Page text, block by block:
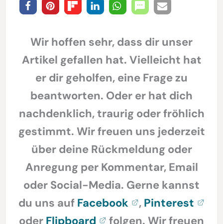
Wir hoffen sehr, dass dir unser
Artikel gefallen hat. Vielleicht hat
er dir geholfen, eine Frage zu
beantworten. Oder er hat dich
nachdenklich, traurig oder fröhlich
gestimmt. Wir freuen uns jederzeit
über deine Rückmeldung oder
Anregung per Kommentar, Email
oder Social-Media. Gerne kannst
du uns auf Facebook , Pinterest
oder Flipboard folgen. Wir freuen